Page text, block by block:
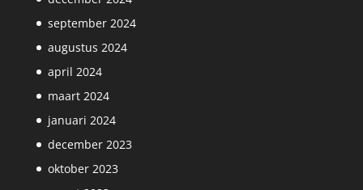
september 2024
augustus 2024
april 2024
maart 2024
januari 2024
december 2023
oktober 2023